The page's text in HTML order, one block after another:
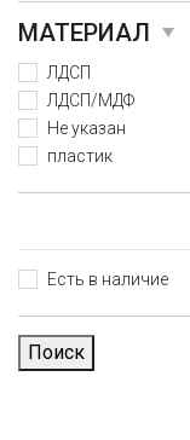
МАТЕРИАЛ
ЛДСП
ЛДСП/МДФ
Не указан
пластик
Есть в наличие
Поиск